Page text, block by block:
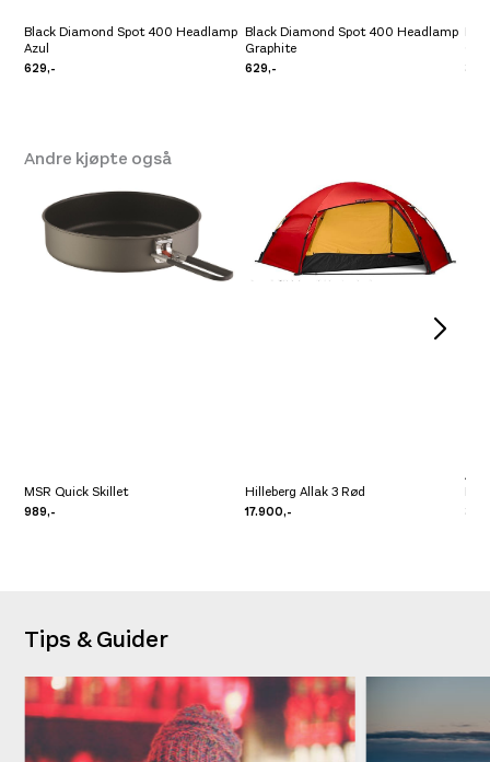
Black Diamond Spot 400 Headlamp
Azul
629,-
Black Diamond Spot 400 Headlamp
Graphite
629,-
Andre kjøpte også
MSR Quick Skillet
989,-
Hilleberg Allak 3 Rød
17.900,-
Tips & Guider